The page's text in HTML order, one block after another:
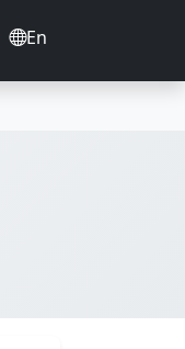
En